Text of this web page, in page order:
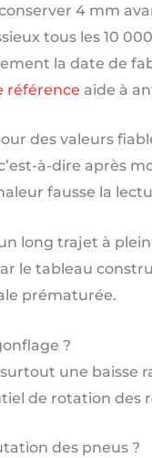
4 mm
tous les 10
la date de
référence aide à
des valeurs
à-dire après
fausse la
long trajet à
le tableau
prématurée.
?
une baisse
de rotation des
des pneus ?